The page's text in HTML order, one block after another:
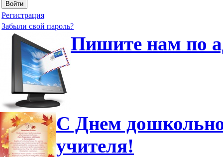
Регистрация
Забыли свой пароль?
Пишите нам по
С Днем
учителя!